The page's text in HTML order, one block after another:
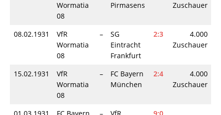
Wormatia
08
Pirmasens
Zuschauer
08.02.1931
VfR
Wormatia
08
–
SG
Eintracht
Frankfurt
2:3
4.000
Zuschauer
15.02.1931
VfR
Wormatia
08
–
FC Bayern
München
2:4
4.000
Zuschauer